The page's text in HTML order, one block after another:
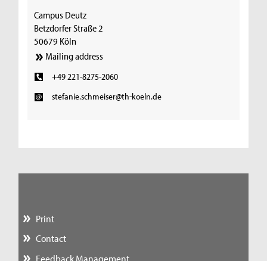
Campus Deutz
Betzdorfer Straße 2
50679 Köln
Mailing address
+49 221-8275-2060
stefanie.schmeiser@th-koeln.de
Print
Contact
Feedback Management